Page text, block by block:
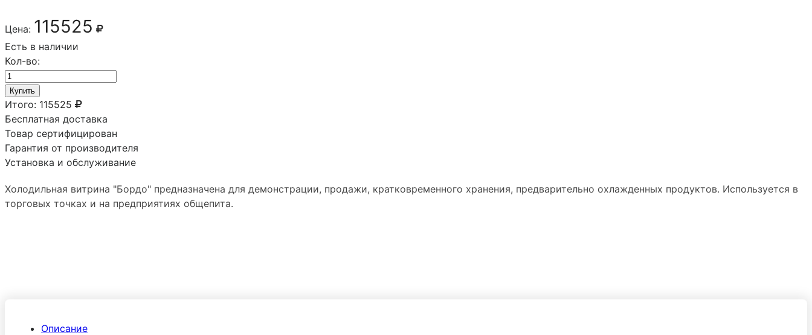
Цена: 115525
Есть в наличии
Кол-во:
Купить
Итого: 115525
Бесплатная доставка
Товар сертифицирован
Гарантия от производителя
Установка и обслуживание
Холодильная витрина "Бордо" предназначена для демонстрации, продажи, кратковременного хранения, предварительно охлажденных продуктов. Используется в
торговых точках и на предприятиях общепита.
Описание